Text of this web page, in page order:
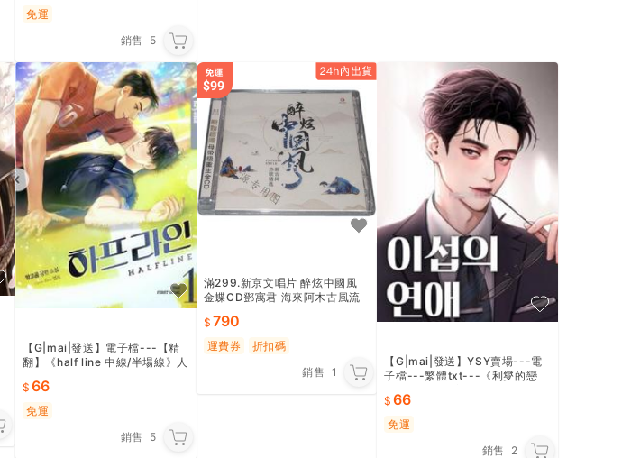
免運
銷售
5
【G|mai|發送】電子檔---【精
翻】《half line 中線/半場線》人
66
免運
銷售
5
滿299.新京文唱片 醉炫中國風
金蝶CD鄧寓君 海來阿木古風流
790
運費券
折扣碼
銷售 1
【G|mai|發送】YSY賣場---電
子檔---繁體txt---《利燮的戀
66
免運
銷售
2